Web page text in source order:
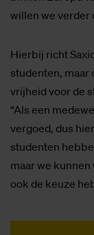
willen we verder
Hierbij richt
studenten, maar
vrijheid voor de
“Als een
vergoed, dus
studenten
maar we
ook de keuze